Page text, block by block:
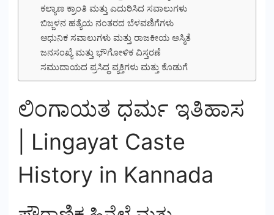
ಕಲ್ಯಾಣ ಕ್ರಾಂತಿ ಮತ್ತು ಎದುರಿಸಿದ ಸವಾಲುಗಳು
ಬಿಜ್ಜಳನ ಹತ್ಯೆಯ ನಂತರದ ಬೆಳವಣಿಗೆಗಳು
ಆಧುನಿಕ ಸವಾಲುಗಳು ಮತ್ತು ರಾಜಕೀಯ ಅಸ್ಮಿತೆ
ಜನಸಂಖ್ಯೆ ಮತ್ತು ಭೌಗೋಳಿಕ ವಿಸ್ತರಣೆ
ಸಮುದಾಯದ ಪ್ರಸಿದ್ಧ ವ್ಯಕ್ತಿಗಳು ಮತ್ತು ಕೊಡುಗೆ
ಲಿಂಗಾಯತ ಧರ್ಮ ಇತಿಹಾಸ
| Lingayat Caste
History in Kannada